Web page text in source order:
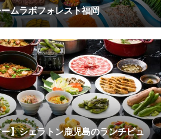
ムラボフォレスト福岡
ー】シェラトン鹿児島のランチビュ